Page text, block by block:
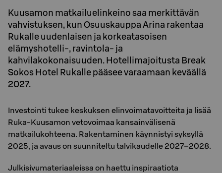
Kuusamon matkailuelinkeino saa merkittävän
vahvistuksen, kun Osuuskauppa Arina rakentaa
Rukalle uudenlaisen ja korkeatasoisen
elämyshotelli-, ravintola- ja
kahvilakokonaisuuden. Hotellimajoitusta Break
Sokos Hotel Rukalle pääsee varaamaan keväällä
2027.
Investointi tukee keskuksen elinvoimatavoitteita ja lisää
Ruka-Kuusamon vetovoimaa kansainvälisenä
matkailukohteena. Rakentaminen käynnistyi syksyllä
2025, ja avaus on suunniteltu talvikaudelle 2027–2028.
Julkisivumateriaaleissa on haettu inspiraatiota